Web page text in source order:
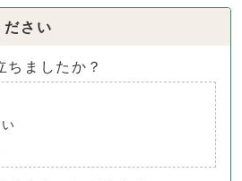
ださい
ちましたか？